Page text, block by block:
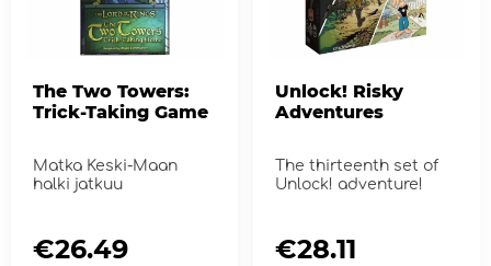
The Two Towers:
Trick-Taking Game
Matka Keski-Maan
halki jatkuu
€26.49
Unlock! Risky
Adventures
The thirteenth set of
Unlock! adventure!
€28.11